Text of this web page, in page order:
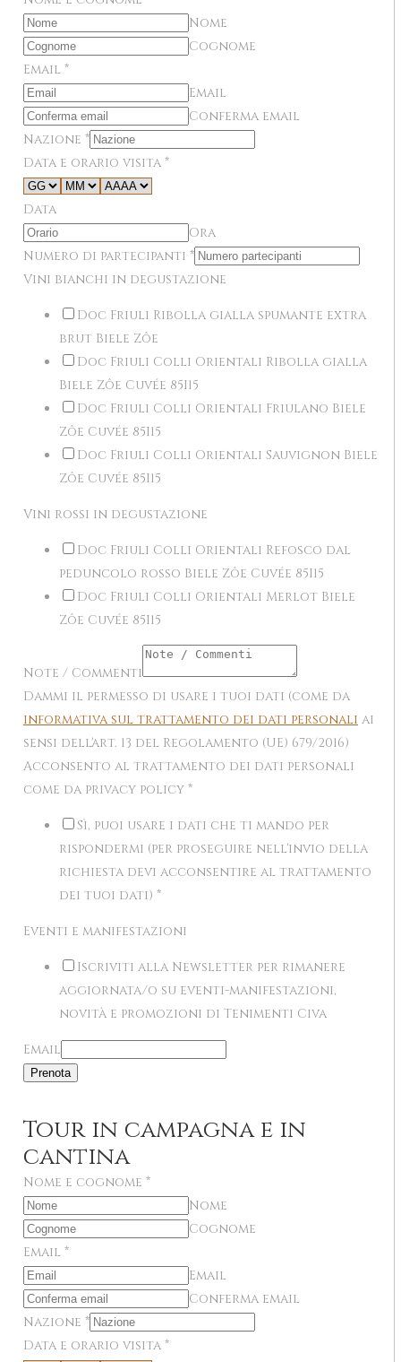
Nome
Cognome
Email *
Email
Conferma email
Nazione *
Data e orario visita *
Data
Ora
Numero di partecipanti *
Vini bianchi in degustazione
Doc Friuli Ribolla gialla spumante extra
brut Biele Zôe
Doc Friuli Colli Orientali Ribolla gialla
Biele Zôe Cuvée 85I15
Doc Friuli Colli Orientali Friulano Biele
Zôe Cuvée 85I15
Doc Friuli Colli Orientali Sauvignon Biele
Zôe Cuvée 85I15
Vini rossi in degustazione
Doc Friuli Colli Orientali Refosco dal
peduncolo rosso Biele Zôe Cuvée 85I15
Doc Friuli Colli Orientali Merlot Biele
Zôe Cuvée 85I15
Note / Commenti
Dammi il permesso di usare i tuoi dati (come da
informativa sul trattamento dei dati personali ai
sensi dell'art. 13 del Regolamento (UE) 679/2016)
Acconsento al trattamento dei dati personali
come da privacy policy *
Sì, puoi usare i dati che ti mando per
rispondermi (per proseguire nell'invio della
richiesta devi acconsentire al trattamento
dei tuoi dati) *
Eventi e manifestazioni
Iscriviti alla Newsletter per rimanere
aggiornata/o su eventi-manifestazioni,
novità e promozioni di Tenimenti Civa
Email
Prenota
Tour in campagna e in
cantina
Nome e cognome *
Nome
Cognome
Email *
Email
Conferma email
Nazione *
Data e orario visita *